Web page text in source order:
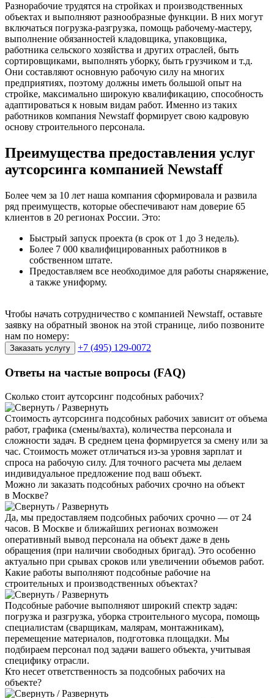
Разнорабочие трудятся на стройках и производственных
объектах и выполняют разнообразные функции. В них могут
включаться погрузка-разгрузка, помощь рабочему-мастеру,
выполнение обязанностей кладовщика, упаковщика,
работника сельского хозяйства и других отраслей, быть
сортировщиками, выполнять уборку, быть грузчиком и т.д.
Они составляют основную рабочую силу на многих
предприятиях, поэтому должны иметь большой опыт на
стройке, максимально широкую квалификацию, способность
адаптироваться к новым видам работ. Именно из таких
работников компания Newstaff формирует свою кадровую
основу строительного персонала.
Преимущества предоставления услуг
аутсорсинга компанией Newstaff
Более чем за 10 лет наша компания сформировала и развила
ряд преимуществ, которые обеспечивают нам доверие 65
клиентов в 20 регионах России. Это:
Быстрый запуск проекта (в срок от 1 до 3 недель).
Более 7 000 квалифицированных работников в
собственном штате.
Предоставляем все необходимое для работы снаряжение,
а также униформу.
Чтобы начать сотрудничество с компанией Newstaff, оставьте
заявку на обратный звонок на этой странице, либо позвоните
нам по номеру:
Заказать услугу +7 (495) 129-0072
Ответы на частые вопросы (FAQ)
Сколько стоит аутсорсинг подсобных рабочих?
Стоимость аутсорсинга подсобных рабочих зависит от объема
работ, графика (смены/вахта), количества персонала и
сложности задач. В среднем цена формируется за смену или за
час. Стоимость может отличаться из-за уровня зарплат и
спроса на рабочую силу. Для точного расчета мы делаем
индивидуальное предложение под ваш объект.
Можно ли заказать подсобных рабочих срочно на объект
в Москве?
Да, мы предоставляем подсобных рабочих срочно — от 24
часов. В Москве и ближайших регионах возможен
оперативный вывод персонала на объект даже в день
обращения (при наличии свободных бригад). Это особенно
актуально при срывах сроков или увеличении объемов работ.
Какие работы выполняют подсобные рабочие на
строительных и производственных объектах?
Подсобные рабочие выполняют широкий спектр задач:
погрузка и разгрузка, уборка строительного мусора, помощь
специалистам (сварщикам, малярам, монтажникам),
перемещение материалов, подготовка площадки. Мы
подбираем персонал под задачи вашего объекта, учитывая
специфику отрасли.
Кто несет ответственность за подсобных рабочих на
объекте?